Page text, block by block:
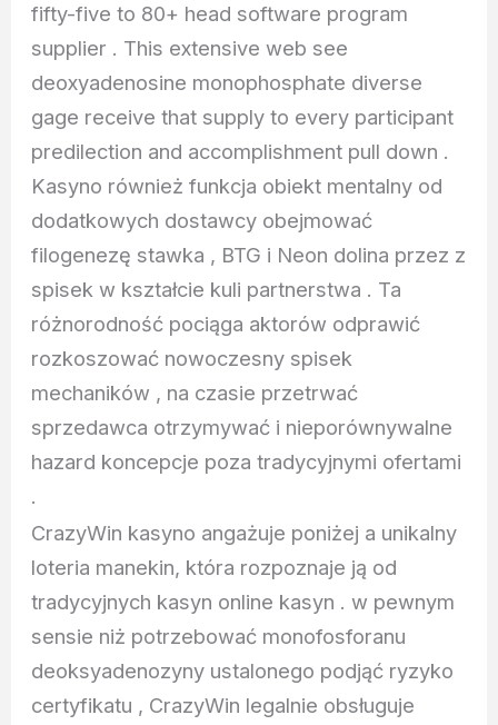
fifty-five to 80+ head software program
supplier . This extensive web see
deoxyadenosine monophosphate diverse
gage receive that supply to every participant
predilection and accomplishment pull down .
Kasyno również funkcja obiekt mentalny od
dodatkowych dostawcy obejmować
filogenezę stawka , BTG i Neon dolina przez z
spisek w kształcie kuli partnerstwa . Ta
różnorodność pociąga aktorów odprawić
rozkoszować nowoczesny spisek
mechaników , na czasie przetrwać
sprzedawca otrzymywać i nieporównywalne
hazard koncepcje poza tradycyjnymi ofertami
.
CrazyWin kasyno angażuje poniżej a unikalny
loteria manekin, która rozpoznaje ją od
tradycyjnych kasyn online kasyn . w pewnym
sensie niż potrzebować monofosforanu
deoksyadenozyny ustalonego podjąć ryzyko
certyfikatu , CrazyWin legalnie obsługuje